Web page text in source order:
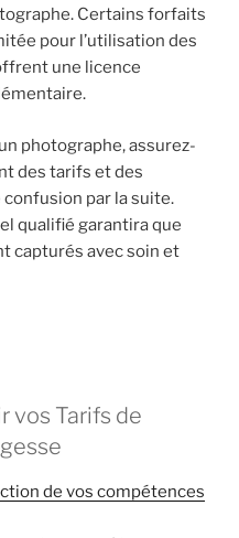
Certains forfaits
pour l’utilisation des
une licence
photographe, assurez-
des tarifs et des
par la suite.
qualifié garantira que
capturés avec soin et
vos Tarifs de
de vos compétences